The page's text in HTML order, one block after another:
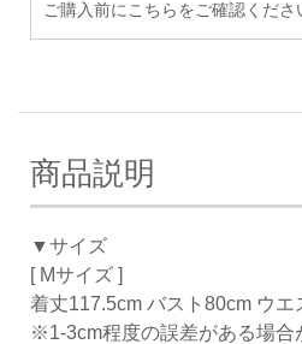
ご購入前にこちらをご確認くださ
商品説明
▼サイズ
[ Mサイズ ]
着丈117.5cm バスト80cm ウエ
※1-3cm程度の誤差がある場合